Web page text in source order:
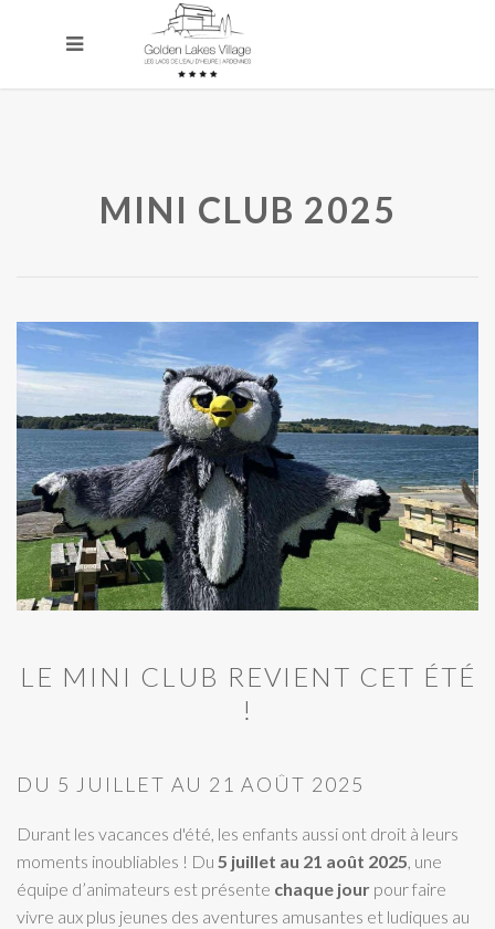
MINI CLUB 2025
LE MINI CLUB REVIENT CET ÉTÉ
!
DU 5 JUILLET AU 21 AOÛT 2025
Durant les vacances d'été, les enfants aussi ont droit à leurs
moments inoubliables ! Du 5 juillet au 21 août 2025, une
équipe d’animateurs est présente chaque jour pour faire
vivre aux plus jeunes des aventures amusantes et ludiques au